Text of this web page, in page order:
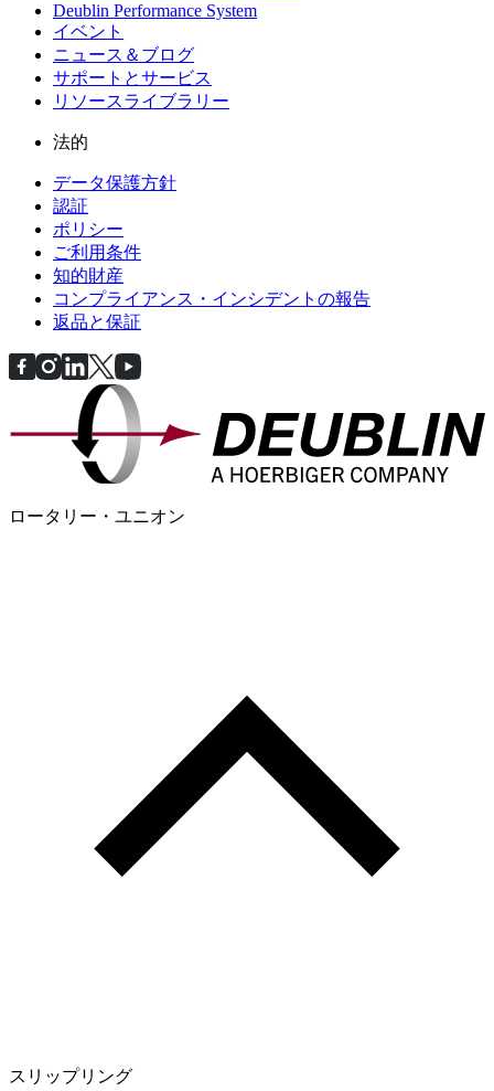
Deublin Performance System
イベント
ニュース＆ブログ
サポートとサービス
リソースライブラリー
法的
データ保護方針
認証
ポリシー
ご利用条件
知的財産
コンプライアンス・インシデントの報告
返品と保証
ロータリー・ユニオン
スリップリング